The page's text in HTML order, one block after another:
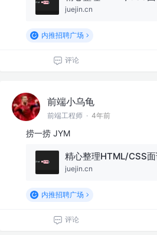
juejin.cn
内推招聘广场
评论
前端小乌龟
前端工程师 · 4年前
捞一捞 JYM
juejin.cn
内推招聘广场
评论